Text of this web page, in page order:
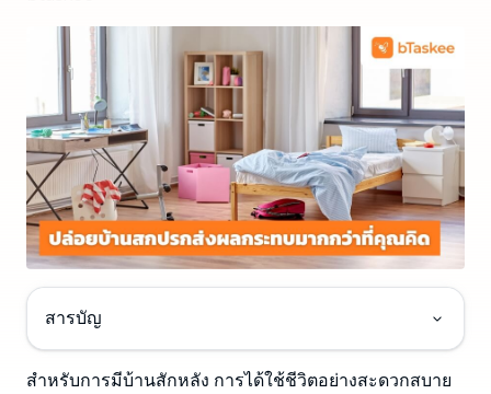
สารบัญ
สำหรับการมีบ้านสักหลัง การได้ใช้ชีวิตอย่างสะดวกสบาย